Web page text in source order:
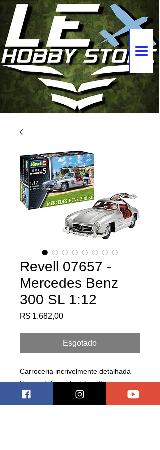
Revell 07657 -
Mercedes Benz
300 SL 1:12
R$ 1.682,00Preço
Esgotado
Carroceria incrivelmente detalhada
Um modelo incrível da mítica
mercedes benz 300 SL